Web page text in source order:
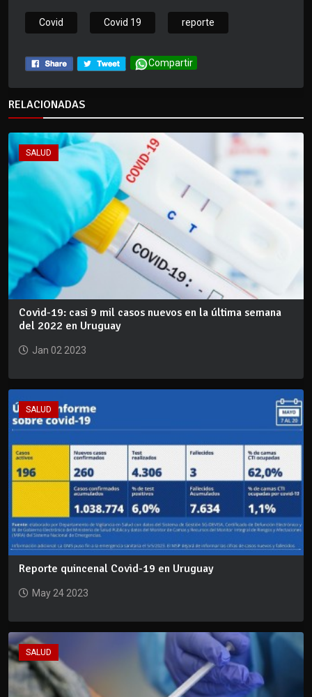
Covid Covid 19 reporte
Compartir
RELACIONADAS
SALUD
Covid-19: casi 9 mil casos nuevos en la última semana
del 2022 en Uruguay
Jan 02 2023
SALUD
Reporte quincenal Covid-19 en Uruguay
May 24 2023
SALUD